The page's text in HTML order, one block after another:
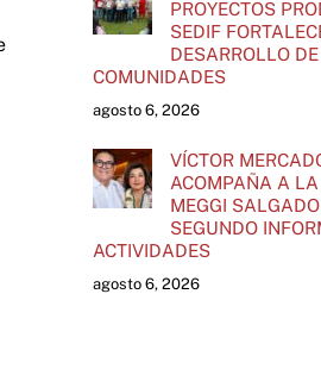
PROYECTOS
SEDIF
DESARROLLO
COMUNIDADES
agosto 6, 2026
VÍCTOR
ACOMPAÑA A
MEGGI
SEGUNDO
ACTIVIDADES
agosto 6, 2026